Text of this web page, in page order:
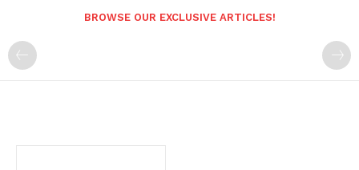
BROWSE OUR EXCLUSIVE ARTICLES!